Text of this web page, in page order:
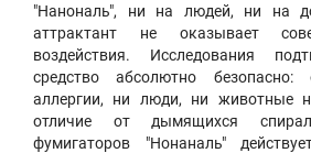
"Нанональ", ни на людей, ни на
аттрактант не оказывает
воздействия. Исследования
средство абсолютно
аллергии, ни люди, ни животные
отличие от дымящихся
фумигаторов "Нонаналь"